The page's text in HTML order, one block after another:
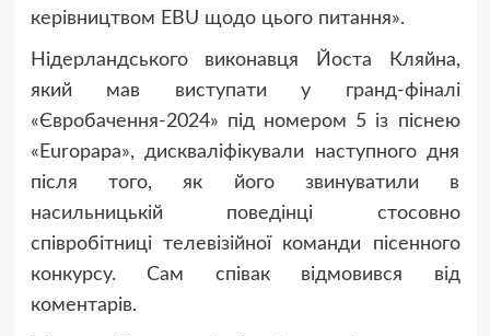
керівництвом EBU щодо цього питання».
Нідерландського виконавця Йоста Кляйна,
який мав виступати у гранд-фіналі
«Євробачення-2024» під номером 5 із піснею
«Europapa», дискваліфікували наступного дня
після того, як його звинуватили в
насильницькій поведінці стосовно
співробітниці телевізійної команди пісенного
конкурсу. Сам співак відмовився від
коментарів.